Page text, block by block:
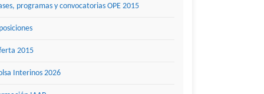
programas y convocatorias OPE 2015
2015
Interinos 2026